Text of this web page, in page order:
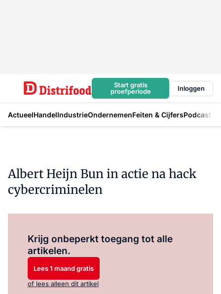
Start gratis
proefperiode
Inloggen
ActueelHandelIndustrieOndernemenFeiten & CijfersPodcast
Albert Heijn Bun in actie na hack
cybercriminelen
Krijg onbeperkt toegang tot alle
artikelen.
Lees 1 maand gratis
of lees alleen dit artikel